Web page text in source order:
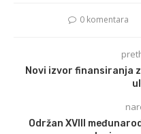
0 komentara
Novi izvor finansiranja
Održan XVIII